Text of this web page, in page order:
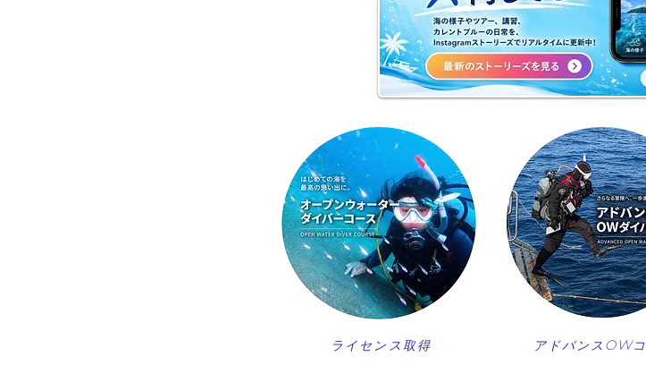
ライセンス取得 アドバンスOW